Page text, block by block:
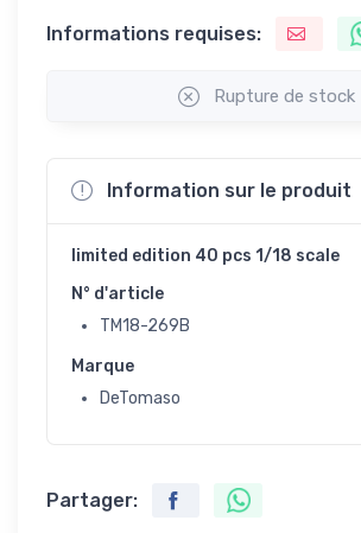
Informations requises:
Rupture de stock
Information sur le produit
limited edition 40 pcs 1/18 scale
N° d'article
TM18-269B
Marque
DeTomaso
Partager: